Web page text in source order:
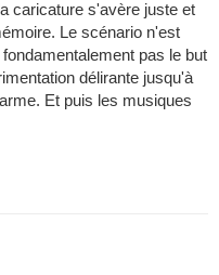
caricature s'avère juste et
Le scénario n'est
pas le but
délirante jusqu'à
Et puis les musiques